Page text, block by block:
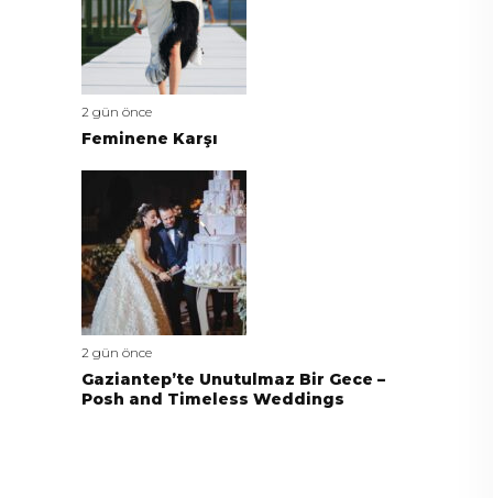
2 gün önce
Feminene Karşı
2 gün önce
Gaziantep’te Unutulmaz Bir Gece –
Posh and Timeless Weddings